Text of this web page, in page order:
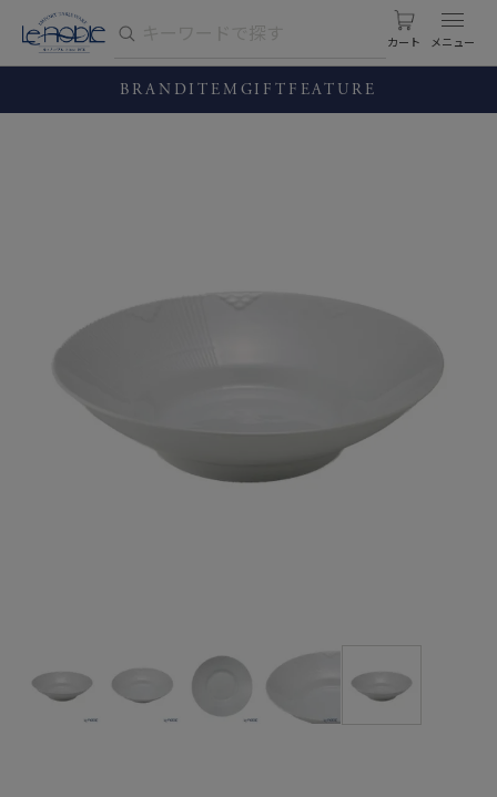
カート
BRANDITEM GIFT FEATURE